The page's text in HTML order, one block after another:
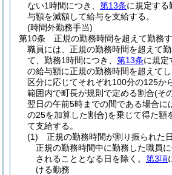
ない1時間につき、 第13条に規定する
与額を減額して給与を支給する。
(時間外勤務手当)
第10条
正規の勤務時間を超えて勤務
職員には、正規の勤務時間を超えて
て、勤務1時間につき、 第13条に規定
の給与額に正規の勤務時間を超えて
区分に応じてそれぞれ100分の125か
範囲内で町長が規則で定める割合(そ
翌日の午前5時までの間である場合に
の25を加算した割合)を乗じて得た額
て支給する。
(1)
正規の勤務時間が割り振られた日
正規の勤務時間中に勤務した職員
されることとなる日を除く。 第3項
ける勤務